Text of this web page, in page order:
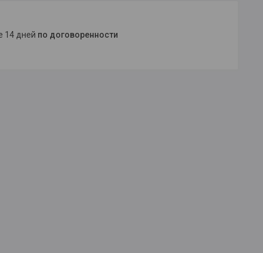
14 дней по договоренности